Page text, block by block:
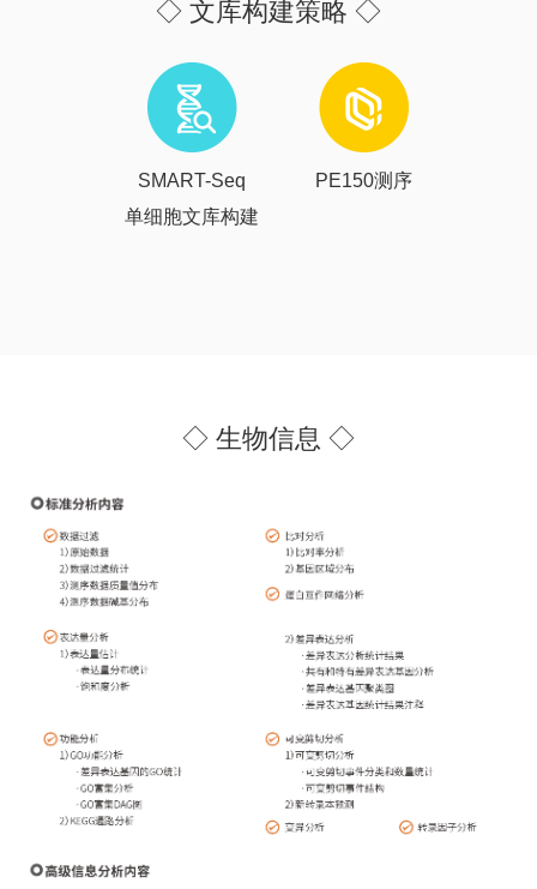
◇ 文库构建策略 ◇
SMART-Seq
单细胞文库构建
PE150测序
◇ 生物信息 ◇